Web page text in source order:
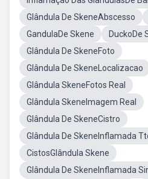
Glândula De SkeneAbscesso
GandulaDe Skene
DuckoDe
Glândula De SkeneFoto
Glândula De SkeneLocalizacao
Glândula SkeneFotos Real
Glândula SkeneImagem Real
Glândula De SkeneCistro
Glândula De SkeneInflamada
CistosGlândula Skene
Glândula De SkeneInflamada